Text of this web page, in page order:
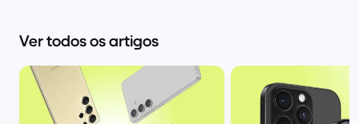
Ver todos os artigos